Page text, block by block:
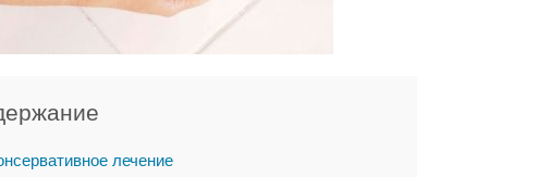
лечение